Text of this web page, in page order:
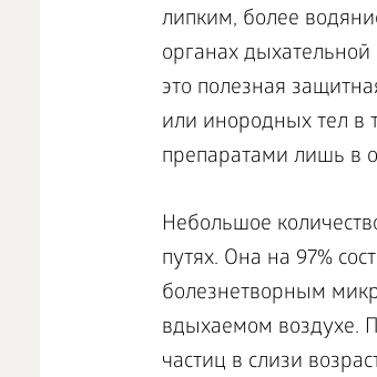
липким, более
органах
это полезная
или инородных тел в
препаратами лишь в
Небольшое
путях. Она на 97%
болезнетворным
вдыхаемом воздухе.
частиц в слизи